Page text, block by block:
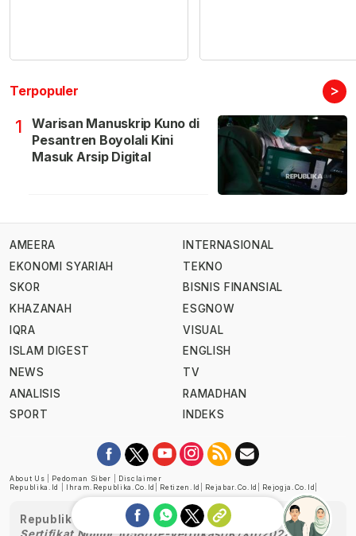
Terpopuler >
1
Warisan Manuskrip Kuno di
Pesantren Boyolali Kini
Masuk Arsip Digital
AMEERA
EKONOMI SYARIAH
SKOR
KHAZANAH
IQRA
ISLAM DIGEST
NEWS
ANALISIS
SPORT
INTERNASIONAL
TEKNO
BISNIS FINANSIAL
ESGNOW
VISUAL
ENGLISH
TV
RAMADHAN
INDEKS
About Us Pedoman Siber
Disclaimer
Republika.id
Ihram.republika.co.id Retizen.id Rejabar.co.id Rejogja.co.id
Republika telah diverifikasi oleh Dewan Pers
Sertifikat Nomor 1058/DP-Verifikasi/K/XII/2022